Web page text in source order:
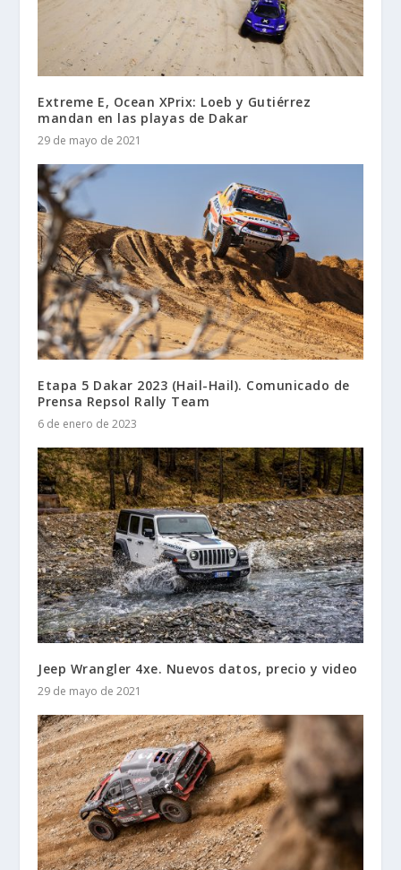
Extreme E, Ocean XPrix: Loeb y Gutiérrez
mandan en las playas de Dakar
29 de mayo de 2021
Etapa 5 Dakar 2023 (Hail-Hail). Comunicado de
Prensa Repsol Rally Team
6 de enero de 2023
Jeep Wrangler 4xe. Nuevos datos, precio y video
29 de mayo de 2021